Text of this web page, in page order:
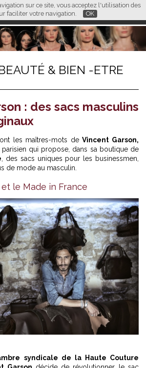
sur ce site, vous acceptez l'utilisation des
faciliter votre navigation.
OK
FR EN CN
& BIEN -ETRE
: des sacs masculins
les maîtres-mots deVincent Garson,
qui propose, dans sa boutique de
, des sacs uniques pour les businessmen,
de mode au masculin.
le Made in France
syndicale de la Haute Couture